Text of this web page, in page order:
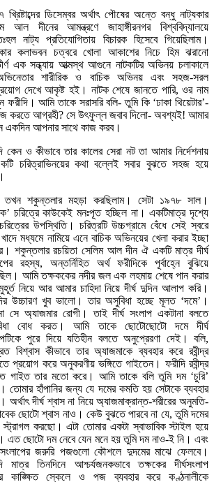
খ্রিষ্টাব্দের ডিসেম্বর অর্থাৎ পৌষের অন্তে বন্ধু নাট্যকার
আল দীনের আমন্ত্রণে জাহাঙ্গীরনগর বিশ্ববিদ্যালয়ে
নাট্য প্রতিযোগিতায় বিচারক হিসেবে গিয়েছিলাম।
কলাভবন চত্বরে খোলা আকাশের নিচে হিম ঝরানো
এক সন্ধ্যায় আত্মস্থ আগুনে নাটকটির অভিনয় চলাকালে
শারীরিক ও বাচিক অভিনয় এবং সহজ-সরল
দেখে আকৃষ্ট হই। নাটক শেষে জানতে পারি, ওর নাম
ফরীদি। আমি তাকে সরাসরি বলি- তুমি কি ‘ঢাকা থিয়েটার’-
করতে আগ্রহী? সে উৎফুল্ল জবাব দিলো- অবশ্যই! আমার
একদিন আপনার সাথে কাজ করব।
কেন ও কীভাবে তার কালের সেরা নট তা আমার নির্দেশনায়
চরিত্রাভিনয়ের কথা বল্লেই সবার বুঝতে সহজ হয়ে
শকুন্তলার মহড়া করছিলাম। সেটা ১৯৭৮ সাল।
চরিত্রে কাউকেই মনঃপূত হচ্ছিল না। একটিমাত্র দৃশ্যে
উপস্থিতি। চরিত্রটি উচ্চগ্রামে বেঁধে সেই স্বরে
মধ্যমে নামিয়ে এনে বাচিক অভিনয়ের খেলা করার ইচ্ছা
শকুন্তলার রচয়িতা সেলিম আল দীন ঐ একটি মাত্র দীর্ঘ
রহস্য, অন্তর্নিহিত অর্থ ফরীদিকে পূর্বাহ্নে বুঝিয়ে
আমি তক্ষককের নদীর জল এক লহমায় শেষে পান করার
নিয়ে আর আমার চাহিদা নিয়ে দীর্ঘ দুদিন আলাপ করি।
উচ্চারণ খুব ভালো। তার অসুবিধা হচ্ছে মূলত ‘দমে’।
সে অ্যাজমার রোগী। তাই দীর্ঘ সংলাপ একটানা বলতে
বোধ করত। আমি তাকে ছোটোছোটো দমে দীর্ঘ
পুরে দিয়ে যতিহীন বলতে অনুপ্রেরণা দেই। বলি,
বিশ্বাস কীভাবে তার অ্যাজমাকে ব্যবহার করে রবীন্দ্র
প্রয়োগ করে অনুকরণীয় ভঙ্গিতে গাইতেন। ফরীদি রবীন্দ্র
গাইত তার মতো করে। আমি তাকে বলি তুমি দম ‘চুরি’
তোমার হাঁপানির জন্য যে দমের কমতি হয় সেটাকে ব্যবহার
অর্থাৎ দীর্ঘ শ্বাস না নিয়ে অ্যাজমাক্রান্ত-শরীরের অনুমতি-
ছোটো শ্বাস নাও। কেউ বুঝতে পারবে না যে, তুমি দমের
করছো। এটা তোমার একটা স্বাভাবিক স্টাইল হয়ে
এত ছোটো দম নেবে যেন মনে হয় তুমি দম নাও-ই নি। এবং
সংলাপের জরুরি পজগুলো কৌশলে দুদমের মাঝে ফেলবে।
মাত্র তিনদিনে আশ্চর্যজনকভাবে তক্ষকের দীর্ঘসংলাপ
কাঙ্ক্ষিত স্কেলে ও পজ ব্যবহার করে কণ্ঠনালীকে